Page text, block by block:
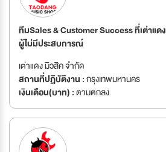
ทีมSales & Customer Success ที่เต่าแ
ผู้ไม่มีประสบการณ์
เต่าแดง มิวสิค จำกัด
สถานที่ปฏิบัติงาน :กรุงเทพมหานคร
เงินเดือน(บาท) :ตามตกลง